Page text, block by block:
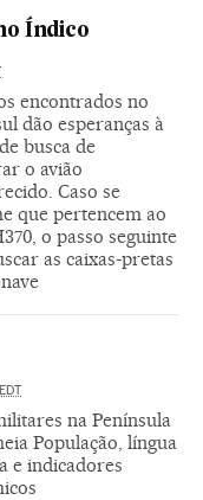
Índico
encontrados no
dão esperanças à
busca de
o avião
Caso se
que pertencem ao
o passo seguinte
as caixas-pretas
EDT
na Península
População, língua
e indicadores